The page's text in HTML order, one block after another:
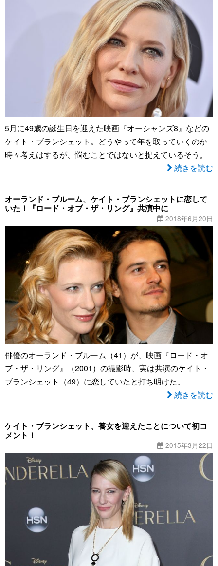
5月に49歳の誕生日を迎えた映画『オーシャンズ8』などの
ケイト・ブランシェット。どうやって年を取っていくのか
時々考えはするが、悩むことではないと捉えているそう。
続きを読む
オーランド・ブルーム、ケイト・ブランシェットに恋して
いた！『ロード・オブ・ザ・リング』共演中に
2018年6月20日
俳優のオーランド・ブルーム（41）が、映画『ロード・オ
ブ・ザ・リング』（2001）の撮影時、実は共演のケイト・
ブランシェット（49）に恋していたと打ち明けた。
続きを読む
ケイト・ブランシェット、養女を迎えたことについて初コ
メント！
2015年3月22日